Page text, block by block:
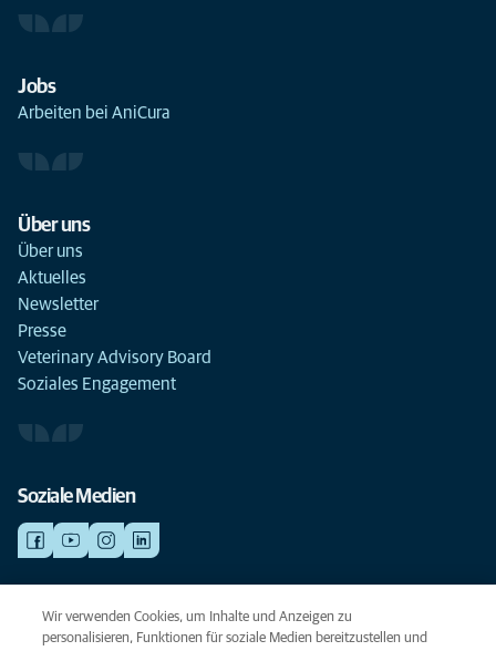
Jobs
Arbeiten bei AniCura
Über uns
Über uns
Aktuelles
Newsletter
Presse
Veterinary Advisory Board
Soziales Engagement
Soziale Medien
NOTDIENSTE
Finden Sie hier Standorte mit Notfall-Service. Weil Ihr Tier die beste
Versorgung verdient.
Wir verwenden Cookies, um Inhalte und Anzeigen zu
personalisieren, Funktionen für soziale Medien bereitzustellen und